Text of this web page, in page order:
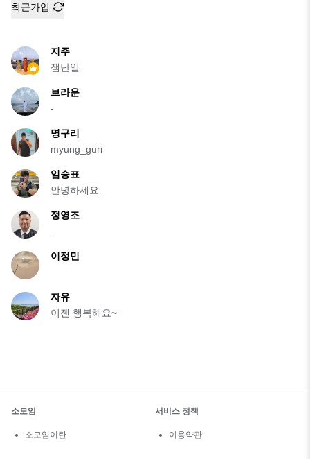
최근가입
지주
잼난일
브라운
-
명구리
myung_guri
임승표
안녕하세요.
정영조
이정민
자유
이젠 행복해요~
소모임
소모임이란
서비스 정책
이용약관